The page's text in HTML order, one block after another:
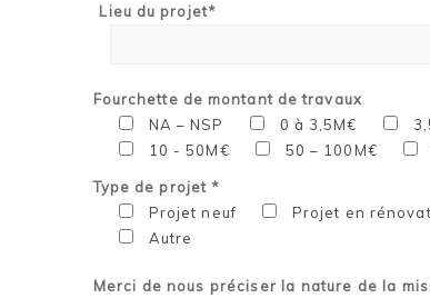
Lieu du projet*
Fourchette de montant de travaux
NA – NSP
0 à 3,5M€
10 - 50M€
50 – 100M€
Type de projet *
Projet neuf
Projet en
Autre
Merci de nous préciser la nature de la